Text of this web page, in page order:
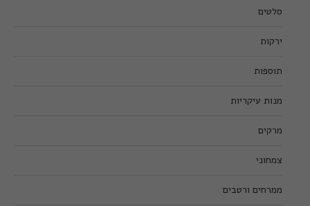
סלטים
ירקות
תוספות
מנות עיקריות
מרקים
צמחוני
ממרחים ורטבים